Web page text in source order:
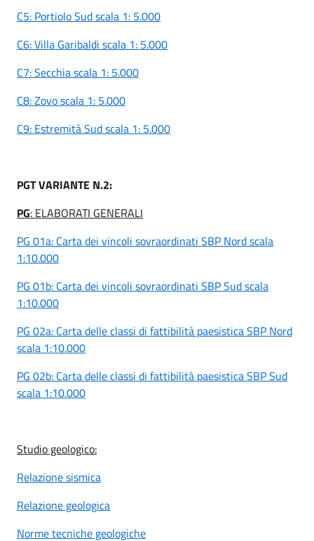
C5: Portiolo Sud scala 1: 5.000
C6: Villa Garibaldi scala 1: 5.000
C7: Secchia scala 1: 5.000
C8: Zovo scala 1: 5.000
C9: Estremità Sud scala 1: 5.000
PGT VARIANTE N.2:
PG: ELABORATI GENERALI
PG 01a: Carta dei vincoli sovraordinati SBP Nord scala
1:10.000
PG 01b: Carta dei vincoli sovraordinati SBP Sud scala
1:10.000
PG 02a: Carta delle classi di fattibilità paesistica SBP Nord
scala 1:10.000
PG 02b: Carta delle classi di fattibilità paesistica SBP Sud
scala 1:10.000
Studio geologico:
Relazione sismica
Relazione geologica
Norme tecniche geologiche